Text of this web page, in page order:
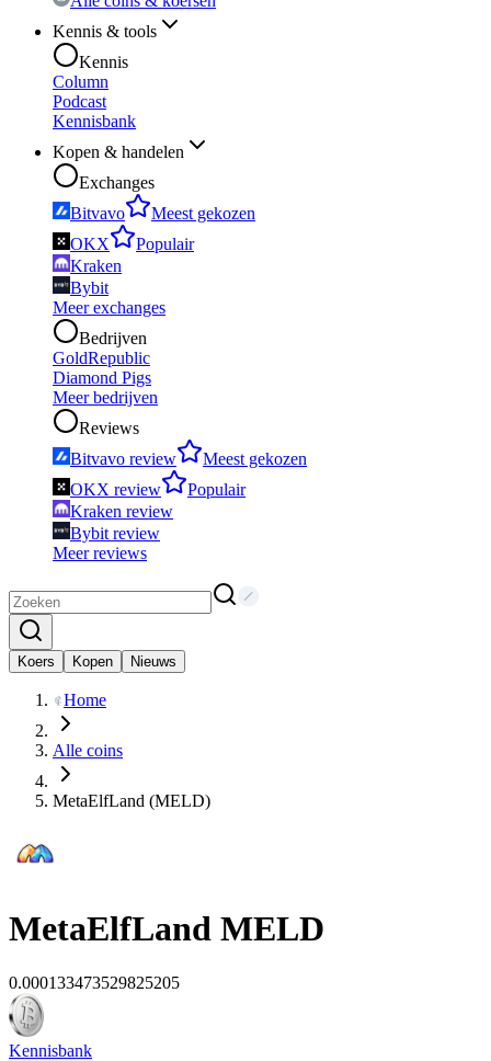
Kennis & tools
Kennis
Column
Podcast
Kennisbank
Kopen & handelen
Exchanges
Bitvavo
Meest gekozen
OKX
Populair
Kraken
Bybit
Meer exchanges
Bedrijven
GoldRepublic
Diamond Pigs
Meer bedrijven
Reviews
Bitvavo review
Meest gekozen
OKX review
Populair
Kraken review
Bybit review
Meer reviews
Koers Kopen Nieuws
Home
Alle coins
MetaElfLand (MELD)
MetaElfLand MELD
0.000133473529825205
Kennisbank